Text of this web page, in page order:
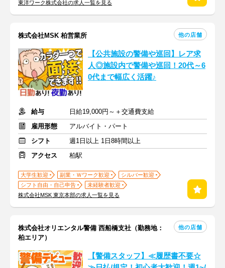
東洋ワーク株式会社の求人一覧を見る
株式会社MSK 柏営業所 他の店舗
【公共施設の警備や巡回】レア求
人◎施設内で警備や巡回！20代～6
0代まで幅広く活躍♪
給与
日給19,000円～＋交通費支給
雇用形態
アルバイト・パート
シフト
週1日以上 1日8時間以上
アクセス
柏駅
大学生歓迎 副業・Ｗワーク歓迎
シルバー歓迎
シフト自由・自己申告
未経験者歓迎
株式会社MSK 東京本部の求人一覧を見る
株式会社オリエンタル警備 西船橋支社（勤務地：
柏エリア）
他の店舗
【警備スタッフ】≪履歴書不要☆